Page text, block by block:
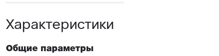
Доступность: сбалансированное соотношение
поставки
Характеристики
Общие параметры